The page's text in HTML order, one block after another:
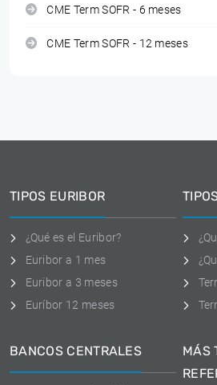
CME Term SOFR - 6 meses
CME Term SOFR - 12 meses
TIPOS EURIBOR
¿Qué es el Euribor?
Euribor a 1 mes
Euribor a 3 meses
Euríbor 12 meses
BANCOS CENTRALES
MÁS